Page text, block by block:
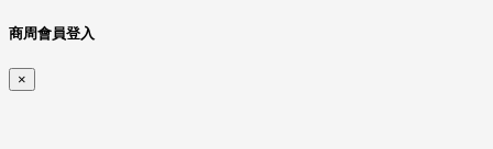
商周會員登入
×